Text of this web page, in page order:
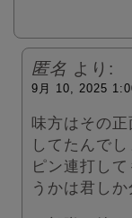
匿名 より:
9月 10, 2025
味方はその
してたんでし
ピン連打し
うかは君し